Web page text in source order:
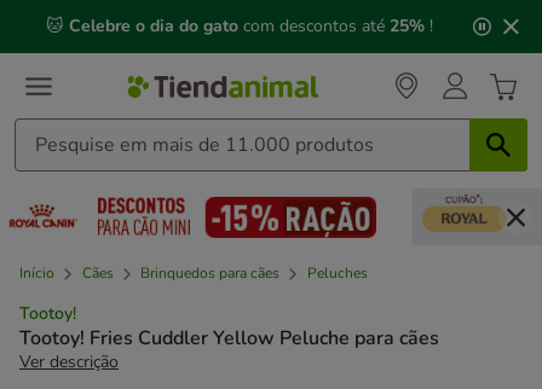
mensagem,
🐱 Celebre o dia do gato com descontos até 25% !
Início Cães Brinquedos para cães Peluches
Tootoy!
Tootoy! Fries Cuddler Yellow Peluche para cães
Ver descrição